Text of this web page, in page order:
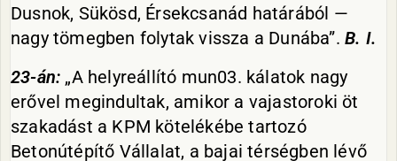
Dusnok, Sükösd, Érsekcsanád határából —
nagy tömegben folytak vissza a Dunába”.B. I.
23-án: „A helyreállító mun03. kálatok nagy
erővel megindultak, amikor a vajastoroki öt
szakadást a KPM kötelékébe tartozó
Betonútépítő Vállalat, a bajai térségben lévő